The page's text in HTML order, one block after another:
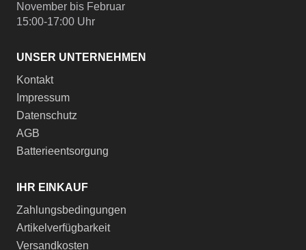
November bis Februar
15:00-17:00 Uhr
UNSER UNTERNEHMEN
Kontakt
Impressum
Datenschutz
AGB
Batterieentsorgung
IHR EINKAUF
Zahlungsbedingungen
Artikelverfügbarkeit
Versandkosten